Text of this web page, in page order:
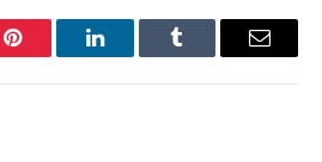
Pinterest LinkedInTumblr Email